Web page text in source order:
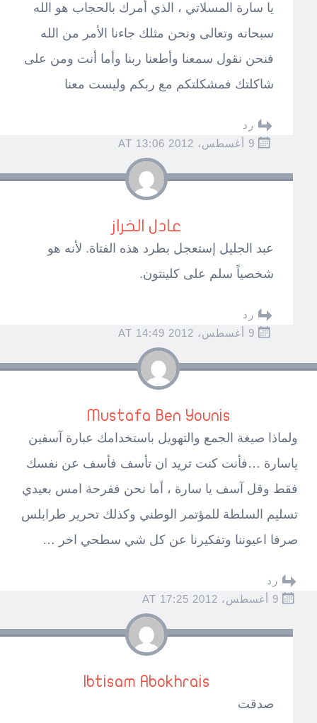
يا سارة المسلاتي ، الذي أمرك بالحجاب هو الله
سبحانه وتعالى ونحن مثلك جاءنا الأمر من الله
فنحن نقول سمعنا وأطعنا ربنا وأما أنت ومن على
شاكلتك فمشكلتكم مع ربكم وليست معنا
رد
9 أغسطس، 2012 AT 13:06
عادل الخراز
عبد الجليل إستعجل بطرد هذه الفتاة. لأنه هو
شخصياً سلم على كلينتون.
رد
9 أغسطس، 2012 AT 14:49
Mustafa Ben Younis
ولماذا صيغة الجمع والتهويل باستخدامك عبارة آسفين
ياسارة …فأنت كنت تريد ان تأسف فأسف عن نفسك
فقط وقل آسف يا سارة ، أما نحن ففرحة امس بعيدي
تسليم السلطة للمؤتمر الوطني وكذلك تحرير طرابلس
صرفا اعيوننا وتفكيرنا عن كل شي سطحي اخر …
رد
9 أغسطس، 2012 AT 17:25
Ibtisam Abokhrais
صدقت